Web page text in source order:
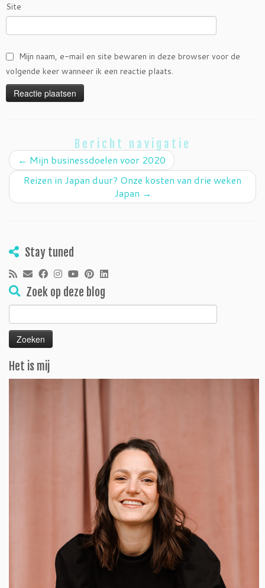
Site
Mijn naam, e-mail en site bewaren in deze browser voor de
volgende keer wanneer ik een reactie plaats.
Bericht navigatie
← Mijn businessdoelen voor 2020
Reizen in Japan duur? Onze kosten van drie weken
Japan →
Stay tuned
Zoek op deze blog
Zoeken
naar:
Het is mij